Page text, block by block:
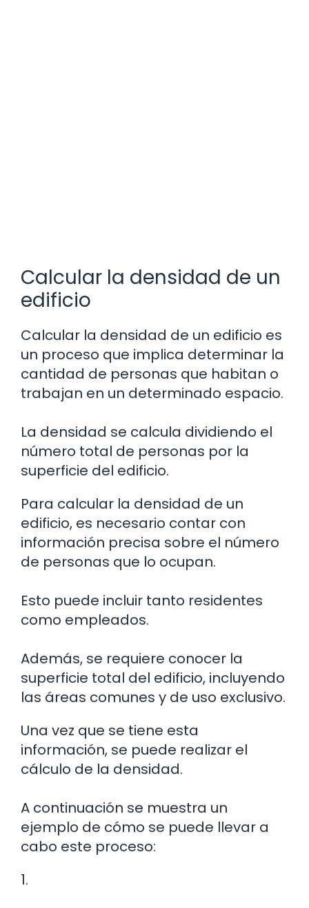
Calcular la densidad de un
edificio
Calcular la densidad de un edificio es
un proceso que implica determinar la
cantidad de personas que habitan o
trabajan en un determinado espacio.
La densidad se calcula dividiendo el
número total de personas por la
superficie del edificio.
Para calcular la densidad de un
edificio, es necesario contar con
información precisa sobre el número
de personas que lo ocupan.
Esto puede incluir tanto residentes
como empleados.
Además, se requiere conocer la
superficie total del edificio, incluyendo
las áreas comunes y de uso exclusivo.
Una vez que se tiene esta
información, se puede realizar el
cálculo de la densidad.
A continuación se muestra un
ejemplo de cómo se puede llevar a
cabo este proceso:
1.